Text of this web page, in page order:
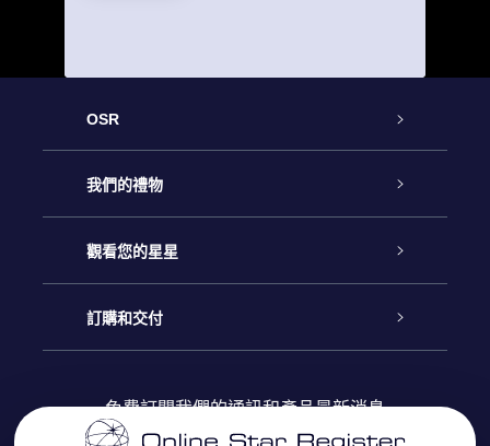
OSR
客戶服務
聯繫我們
博客
我們的禮物
Online Star禮物
OSR禮物包
觀看您的星星
星星注册
訂購和交付
免費訂閱我們的通訊和產品最新消息